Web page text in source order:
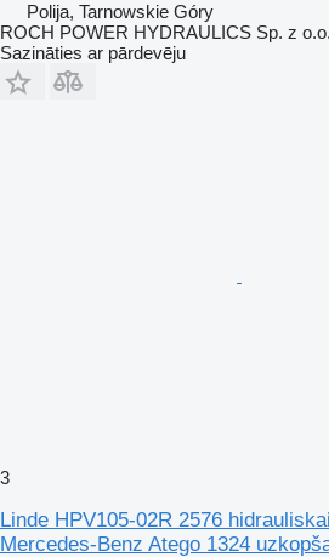
Polija, Tarnowskie Góry
ROCH POWER HYDRAULICS Sp. z o.o.
Sazināties ar pārdevēju
3
Linde HPV105-02R 2576
Mercedes-Benz Atego 1324